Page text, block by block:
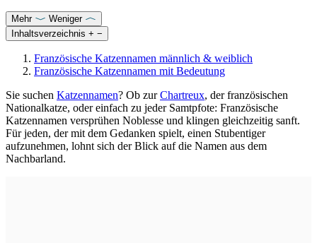
Mehr
Weniger
Inhaltsverzeichnis + −
Französische Katzennamen männlich & weiblich
Französische Katzennamen mit Bedeutung
Sie suchen Katzennamen? Ob zurChartreux, der französischen
Nationalkatze, oder einfach zu jeder Samtpfote: Französische
Katzennamen versprühen Noblesse und klingen gleichzeitig sanft.
Für jeden, der mit dem Gedanken spielt, einen Stubentiger
aufzunehmen, lohnt sich der Blick auf die Namen aus dem
Nachbarland.